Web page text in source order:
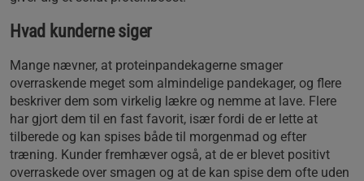
Hvad kunderne siger
Mange nævner, at proteinpandekagerne smager
overraskende meget som almindelige pandekager, og flere
beskriver dem som virkelig lækre og nemme at lave. Flere
har gjort dem til en fast favorit, især fordi de er lette at
tilberede og kan spises både til morgenmad og efter
træning. Kunder fremhæver også, at de er blevet positivt
overraskede over smagen og at de kan spise dem ofte uden